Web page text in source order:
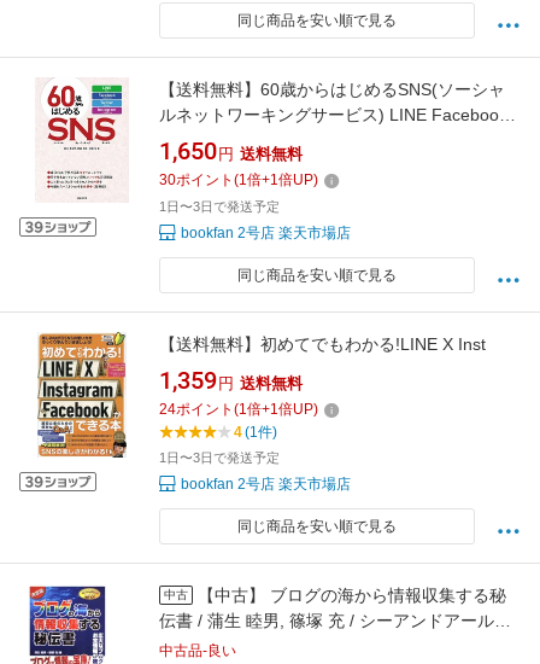
同じ商品を安い順で見る
【送料無料】60歳からはじめるSNS(ソーシャ
ルネットワーキングサービス) LINE Facebook
Twitter Instagram／岡本ゆかり／岡村秀昭／後
藤宏
1,650 円 送料無料
30ポイント (1倍+1倍UP)
1日〜3日で発送予定
bookfan 2号店 楽天市場店
同じ商品を安い順で見る
【送料無料】初めてでもわかる!LINE X Inst
1,359 円 送料無料
24ポイント (1倍+1倍UP)
4(1件)
1日〜3日で発送予定
bookfan 2号店 楽天市場店
同じ商品を安い順で見る
中古
【中古】 ブログの海から情報収集する秘
伝書 / 蒲生 睦男, 篠塚 充 / シーアンドアール研
究所 [単行本]【メール便送料無料】【最短翌日
中古品-良い